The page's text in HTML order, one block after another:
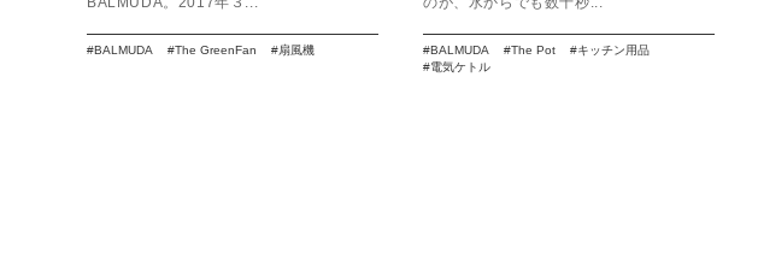
BALMUDA The GreenFan 扇風機 BALMUDA The Pot
キッチン用品
電気ケトル